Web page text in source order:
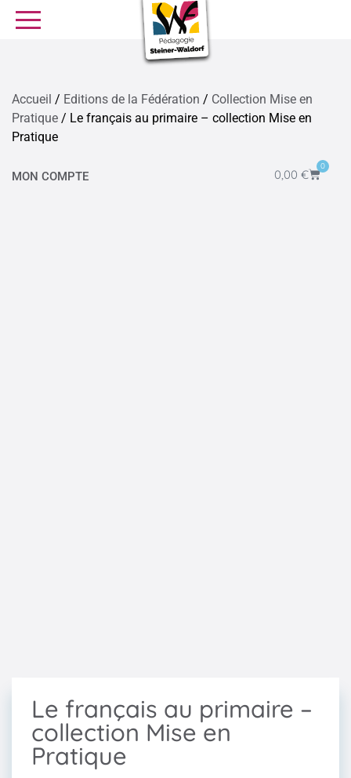
SE FORMER
Librairie Presse
Accueil / Editions de la Fédération / Collection Mise en
Pratique / Le français au primaire – collection Mise en
Pratique
MON COMPTE 0,00 €
0
Le français au primaire –
collection Mise en
Pratique